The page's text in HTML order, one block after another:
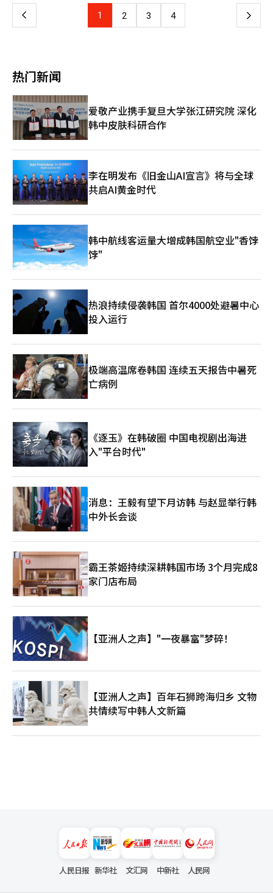
入资本的性质截然不同。 当然，不能将所有责任归咎于MBK。零
售环境的急剧变化和消费模式的转变也是导致Homeplus困难的因
素。然而，收购企业的投资者应对企业的增长和可持续性负责，这
众多合作企业和小商户将受到连锁影响。应制定紧急对策，保护合
原则，但国家也有责任尽量减少社会冲击。 此次Homeplus事件向
我们社会提出了重要问题。私募基金有权收购企业，但也应承担相
应的责任。如果短期收益的财务手段损害了企业的未来竞争力，并
给众多利益相关者带来损失，市场的信任必然会崩溃。企业是人与
东MBK和债权人应停止责任争论，提出切实的解决方案。如果忽视
拯救Homeplus的最后机会，此次事件将不仅仅是企业重生失败的
案例，更将成为韩国私募基金行业信任崩溃的典型案例，长久被人
铭记。
价格，封装和测试公司也在涨价，导致芯片生产成本不断上升。因
此，许多半导体设计公司也提高了芯片价格。 业内人士表
因此未对成熟工艺价格上涨的传闻发表评论。台积电一直表示，价
※ 本报道经人工智能（AI）系统翻译与编辑。
元缩减至3亿韩元。虽然移居贷款、团体贷款和政策金融产品等不
受影响，但普通购房者的资金筹措条件将更加困难。 市场上也出
押贷款结合用于新房的尾款筹措，贷款额度减半后，缺口资金需要
以现金方式筹集。已经签订合同或即将支付尾款的实际需求者，如
果贷款额度低于预期，将不得不重新制定资金计划。 尤其是置换
需求因现有住房的出售与新住房的购买时间相互交织，可能导致连
锁交易的延误。如果原本打算购买现有住房的买家因贷款不足而推
迟合同，可能会影响到更高层次的交易，导致交易周转速度减缓。
贷款依赖度较高的中低价市场也将直接受到影响。政府的监管已经
大幅减少了高价住房的贷款能力，此次措施将进一步加大15亿韩元
以下实际需求市场的资金筹措负担。 首尔江北区美雅洞的一家房
地产中介表示：“江北地区实际需求比例较高，受贷款监管影响的
可能性很大。前来查看5亿至7亿韩元的公寓的客户大多是以住房抵
押贷款为前提制定资金计划的，如果额度降至3亿韩元，就需要筹
集更多自有资金。与其立即放弃合同，客户更倾向于‘再等等’的
低，可能会出现所谓的“气球效应”，即原本考虑在首尔外圈或京
南地区购房的需求，转向相对进入门槛较低的外圈地区。 即使如
此，资金筹措困难的实际需求者可能会推迟购房，留在租赁市场。
最近，首尔等首都圈的租赁房源减少和续租合同增加，导致租赁市
场供需不安，因此如果购房待命的需求流入租赁市场，租金上涨的
压力可能会进一步加大。 金仁满金仁满房地产经济研究所所长表
示：“由于贷款不足而无法购房的需求最终只能转向租赁或月租市
场。被挤出首尔的需求可能会流向相对价格负担较低的地区，如富
川、始兴、安山、仁川、乌山、阳州等。这将导致买卖市场的监管
影响到首都圈外圈及租赁市场，进一步加大市场的不安。” 南赫
宇我们的银行房地产研究院表示：“根据银行贷款总量管理，住房
抵押贷款额度缩减的趋势预计将持续。在贷款依赖度较高的首尔中
低价区域及首都圈大部分地区，部分交易可能会出现放缓，但由于
资产市场内流动性充足以及租赁房源不足，部分租户转向购房的情
况仍需观察，以免出现大幅下跌。”※ 本报道经人工智能（AI）系
统翻译与编辑。
上 1 2 3 4 下
热门新闻
爱敬产业携手复旦大学张江研究院 深化
韩中皮肤科研合作
李在明发布《旧金山AI宣言》将与全球
共启AI黄金时代
韩中航线客运量大增成韩国航空业"香饽
饽"
热浪持续侵袭韩国 首尔4000处避暑中心
投入运行
极端高温席卷韩国 连续五天报告中暑死
亡病例
《逐玉》在韩破圈 中国电视剧出海进
入"平台时代"
消息：王毅有望下月访韩 与赵显举行韩
中外长会谈
霸王茶姬持续深耕韩国市场 3个月完成8
家门店布局
【亚洲人之声】"一夜暴富"梦碎！
【亚洲人之声】百年石狮跨海归乡 文物
共情续写中韩人文新篇
人民日报 新华社 文汇网 中新社 人民网